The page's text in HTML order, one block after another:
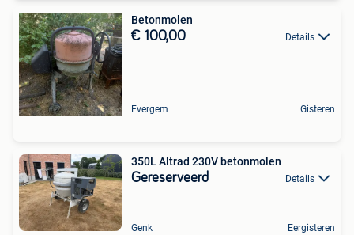
Betonmolen
€ 100,00 Details
Evergem Gisteren
350L Altrad 230V betonmolen
Gereserveerd Details
Genk Eergisteren